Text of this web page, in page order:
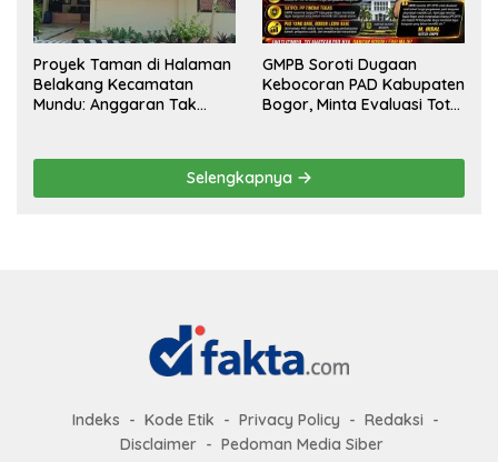
Proyek Taman di Halaman
Belakang Kecamatan
Mundu: Anggaran Tak
GMPB Soroti Dugaan
Kebocoran PAD Kabupaten
Bogor, Minta Evaluasi Total
Selengkapnya
Indeks Kode Etik Privacy Policy
Redaksi
Disclaimer
Pedoman Media Siber